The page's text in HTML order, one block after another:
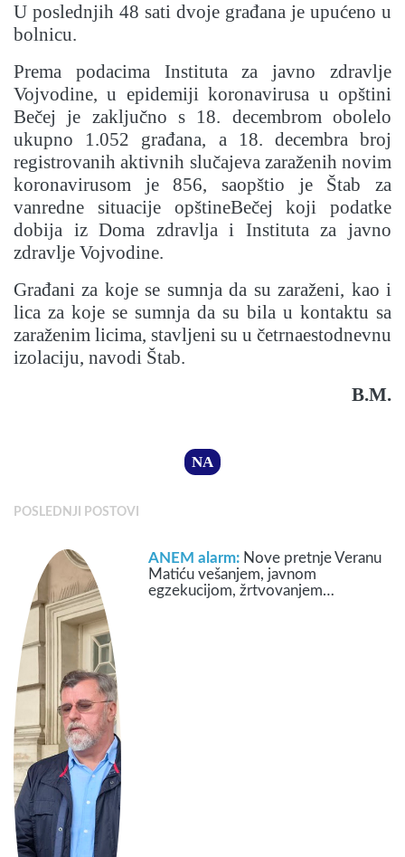
U poslednjih 48 sati dvoje građana je upućeno u
bolnicu.
Prema podacima Instituta za javno zdravlje
Vojvodine, u epidemiji koronavirusa u opštini
Bečej je zaključno s 18. decembrom obolelo
ukupno 1.052 građana, a 18. decembra broj
registrovanih aktivnih slučajeva zaraženih novim
koronavirusom je 856, saopštio je Štab za
vanredne situacije opštineBečej koji podatke
dobija iz Doma zdravlja i Instituta za javno
zdravlje Vojvodine.
Građani za koje se sumnja da su zaraženi, kao i
lica za koje se sumnja da su bila u kontaktu sa
zaraženim licima, stavljeni su u četrnaestodnevnu
izolaciju, navodi Štab.
B.M.
NA
POSLEDNJI POSTOVI
ANEM alarm: Nove pretnje Veranu
Matiću vešanjem, javnom
egzekucijom, žrtvovanjem…